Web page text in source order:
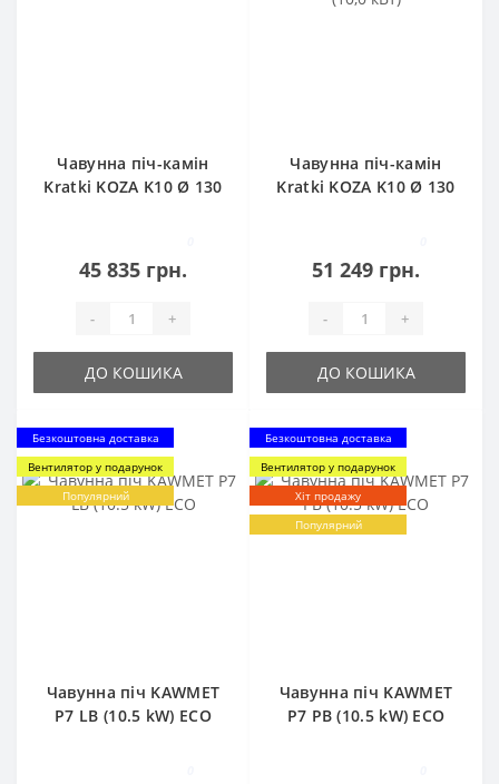
Чавунна піч-камін
Kratki KOZA K10 Ø 130
45 835 грн.
- +
ДО КОШИКА
Чавунна піч-камін
Kratki KOZA K10 Ø 130
51 249 грн.
- +
ДО КОШИКА
Безкоштовна доставка
Вентилятор у подарунок
Популярний
Чавунна піч KAWMET
P7 LB (10.5 kW) ECO
Безкоштовна доставка
Вентилятор у подарунок
Хіт продажу
Популярний
Чавунна піч KAWMET
P7 PB (10.5 kW) ECO